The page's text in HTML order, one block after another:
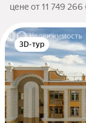
цене от 11 749 266
3D-тур